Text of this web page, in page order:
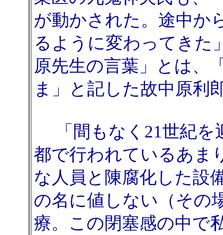
が動かされた。途中か
るように変わってきた
原先生の言葉」とは、
ま」と記した故中
「間もなく21世紀を
都で行われているあま
な人員と陳腐化した設
の名に値しない（その
療。この閉塞感の中で